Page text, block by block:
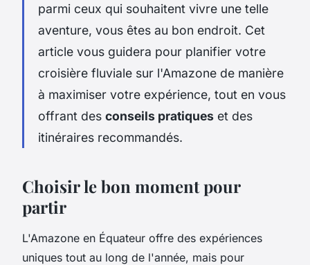
parmi ceux qui souhaitent vivre une telle
aventure, vous êtes au bon endroit. Cet
article vous guidera pour planifier votre
croisière fluviale sur l'Amazone de manière
à maximiser votre expérience, tout en vous
offrant des conseils pratiques et des
itinéraires recommandés.
Choisir le bon moment pour
partir
L'Amazone en Équateur offre des expériences
uniques tout au long de l'année, mais pour